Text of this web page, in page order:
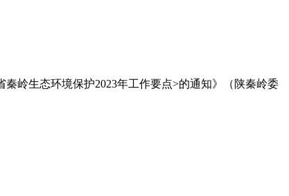
岭生态环境保护2023年工作要点>的通知》（陕秦岭委